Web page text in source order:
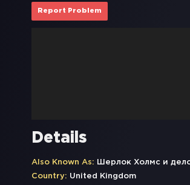
Report Problem
Details
Also Known As: Шерлок Холмс и
Country: United Kingdom